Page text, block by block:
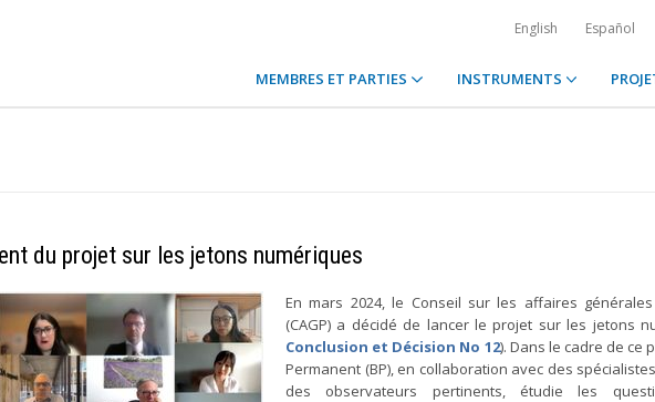
English Español
MEMBRES ET PARTIES INSTRUMENTS
du projet sur les jetons numériques
En mars 2024, le Conseil sur les affaires
(CAGP) a décidé de lancer le projet sur les jetons
Conclusion et Décision No 12). Dans le cadre de ce
Permanent (BP), en collaboration avec des
des observateurs pertinents, étudie les